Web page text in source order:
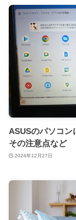
ASUSのパソコン
その注意点など
2024年12月27日